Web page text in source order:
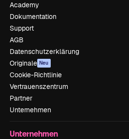
Academy
Dokumentation
Support
AGB
Datenschutzerklärung
Originale Neu
Cookie-Richtlinie
Vertrauenszentrum
Partner
Unternehmen
Unternehmen